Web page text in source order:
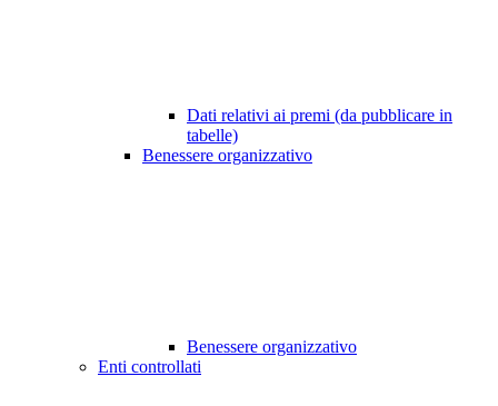
Dati relativi ai premi (da pubblicare in
tabelle)
Benessere organizzativo
Benessere organizzativo
Enti controllati